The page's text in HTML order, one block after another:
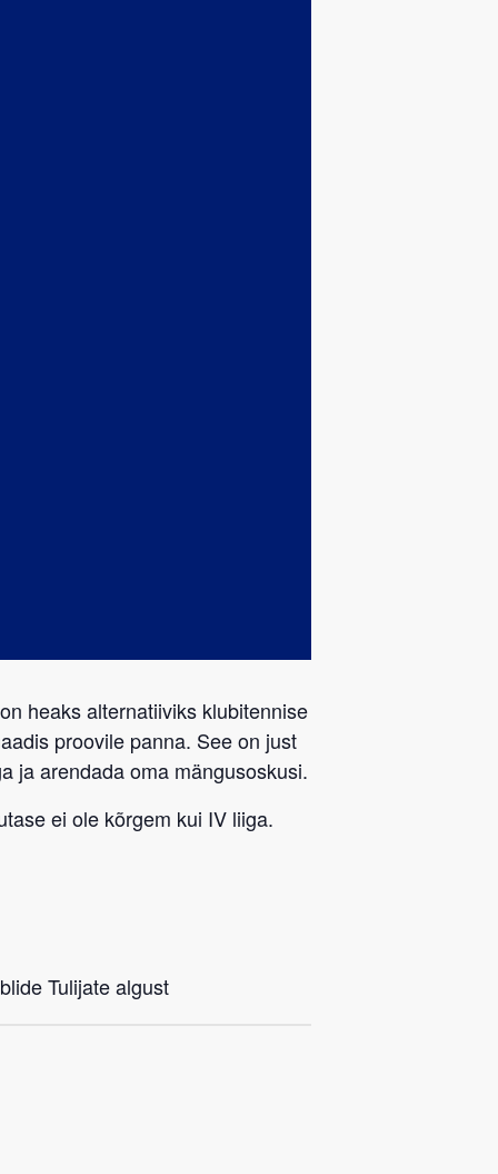
heaks alternatiiviks klubitennise
proovile panna. See on just
ja arendada oma mängusoskusi.
ei ole kõrgem kui IV liiga.
Tulijate algust